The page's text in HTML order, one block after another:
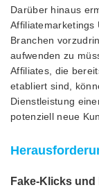
Darüber hinaus
Affiliatemarketings
Branchen
aufwenden zu
Affiliates, die
etabliert sind,
Dienstleistung
potenziell neue
Fake-Klicks und